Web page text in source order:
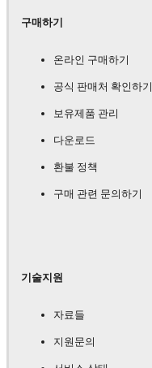
구매하기
온라인 구매하기
공식 판매처 확인하기
보유제품 관리
다운로드
환불 정책
구매 관련 문의하기
기술지원
자료들
지원문의